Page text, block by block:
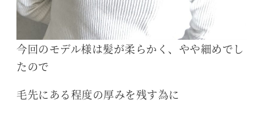
今回のモデル様は髪が柔らかく、やや細めでし
たので
毛先にある程度の厚みを残す為に